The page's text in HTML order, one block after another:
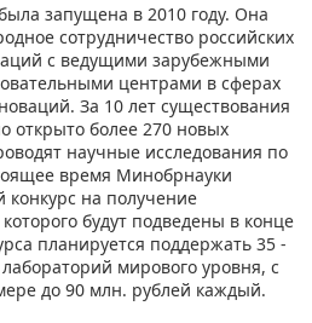
запущена в 2010 году. Она
сотрудничество российских
с ведущими зарубежными
центрами в сферах
За 10 лет существования
открыто более 270 новых
научные исследования по
время Минобрнауки
конкурс на получение
будут подведены в конце
планируется поддержать 35 -
мирового уровня, с
до 90 млн. рублей каждый.